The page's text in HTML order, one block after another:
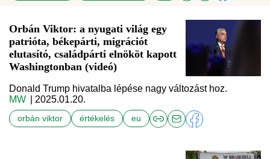
Orbán Viktor: a nyugati világ egy
patrióta, békepárti, migrációt
elutasító, családpárti elnököt kapott
Washingtonban (videó)
Donald Trump hivatalba lépése nagy változást hoz.
MW
| 2025.01.20.
orbán viktor értékelés eu